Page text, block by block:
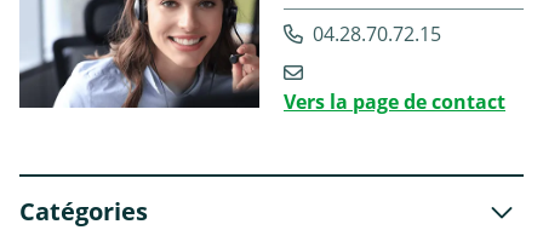
04.28.70.72.15
Vers la page de contact
Catégories